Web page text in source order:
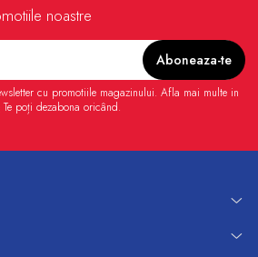
noastre
cu promotiile magazinului. Afla mai multe in
Te poți dezabona oricând.